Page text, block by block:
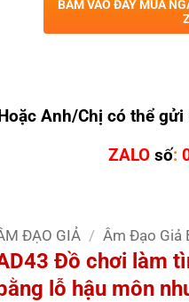
BẤM VÀO ĐÂY MUA
Anh/Chị có thể
ZALO số:
ĐẠO GIẢ / Âm Đạo Giả
Đồ chơi làm
lỗ hậu môn